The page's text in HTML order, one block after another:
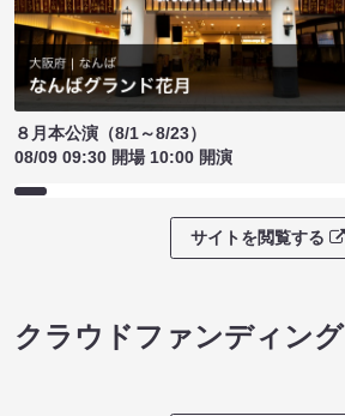
８月本公演（8/1～8/23）
08/09 09:30 開場 10:00 開演
サイトを閲覧する
クラウドファンディング